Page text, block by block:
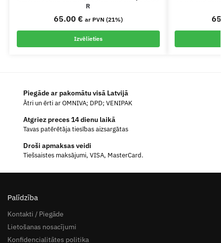
R
65.00 € ar PVN (21%)
Izvēlieties
Piegāde ar pakomātu visā Latvijā
Ātri un ērti ar OMNIVA; DPD; VENIPAK
Atgriez preces 14 dienu laikā
Tavas patērētāja tiesības aizsargātas
Droši apmaksas veidi
Tiešsaistes maksājumi, VISA, MasterCard.
Palīdzība
Kontakti / Piegāde
Lietošanas nosacījumi
Konfidencialitātes politika